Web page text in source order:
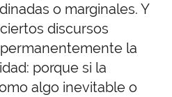
o marginales. Y
discursos
la
porque si la
algo inevitable o